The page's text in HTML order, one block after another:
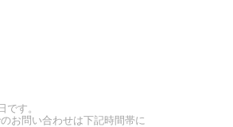
です。
お問い合わせは下記時間帯に